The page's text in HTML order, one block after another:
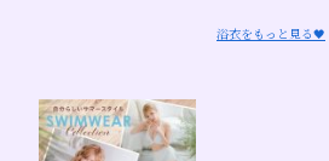
浴衣をもっと見る🖤